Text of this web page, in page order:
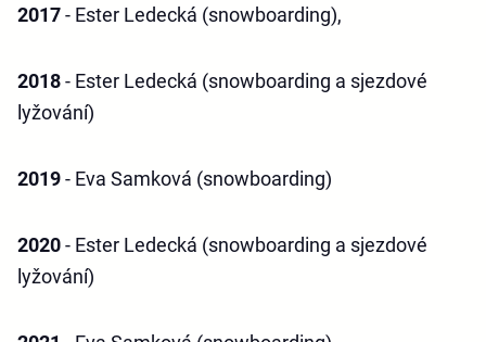
2017- Ester Ledecká (snowboarding),
2018- Ester Ledecká (snowboarding a sjezdové
lyžování)
2019- Eva Samková (snowboarding)
2020- Ester Ledecká (snowboarding a sjezdové
lyžování)